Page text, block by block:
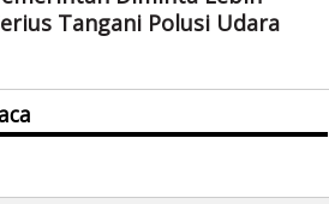
Tangani Polusi Udara